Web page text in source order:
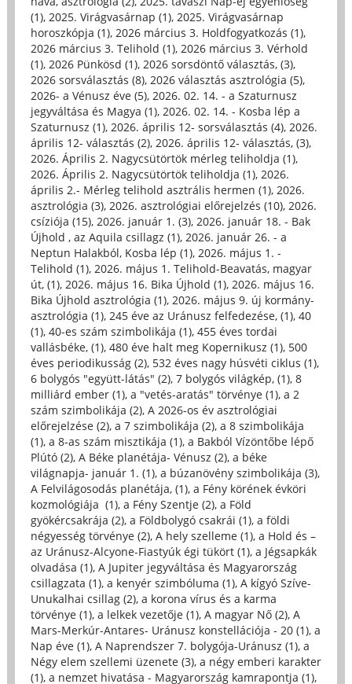
(1), 2025. Virágvasárnap (1), 2025. Virágvasárnap
horoszkópja (1), 2026 március 3. Holdfogyatkozás (1),
2026 március 3. Telihold (1), 2026 március 3. Vérhold
(1), 2026 Pünkösd (1), 2026 sorsdöntő választás, (3),
2026 sorsválasztás (8), 2026 választás asztrológia (5),
2026- a Vénusz éve (5), 2026. 02. 14. - a Szaturnusz
jegyváltása és Magya (1), 2026. 02. 14. - Kosba lép a
Szaturnusz (1), 2026. április 12- sorsválasztás (4), 2026.
április 12- választás (2), 2026. április 12- választás, (3),
2026. Április 2. Nagycsütörtök mérleg teliholdja (1),
2026. Április 2. Nagycsütörtök teliholdja (1), 2026.
április 2.- Mérleg telihold asztrális hermen (1), 2026.
asztrológia (3), 2026. asztrológiai előrejelzés (10), 2026.
csíziója (15), 2026. január 1. (3), 2026. január 18. - Bak
Újhold , az Aquila csillagz (1), 2026. január 26. - a
Neptun Halakból, Kosba lép (1), 2026. május 1. -
Telihold (1), 2026. május 1. Telihold-Beavatás, magyar
út, (1), 2026. május 16. Bika Újhold (1), 2026. május 16.
Bika Újhold asztrológia (1), 2026. május 9. új kormány-
asztrológia (1), 245 éve az Uránusz felfedezése, (1), 40
(1), 40-es szám szimbolikája (1), 455 éves tordai
vallásbéke, (1), 480 éve halt meg Kopernikusz (1), 500
éves periodikusság (2), 532 éves nagy húsvéti ciklus (1),
6 bolygós "együtt-látás" (2), 7 bolygós világkép, (1), 8
milliárd ember (1), a "vetés-aratás" törvénye (1), a 2
szám szimbolikája (2), A 2026-os év asztrológiai
előrejelzése (2), a 7 szimbolikája (2), a 8 szimbolikája
(1), a 8-as szám misztikája (1), a Bakból Vízöntőbe lépő
Plútó (2), A Béke planétája- Vénusz (2), a béke
világnapja- január 1. (1), a búzanövény szimbolikája (3),
A Felvilágosodás planétája, (1), a Fény körének évköri
kozmológiája (1), a Fény Szentje (2), a Föld
gyökércsakrája (2), a Földbolygó csakrái (1), a földi
négyesség törvénye (2), A hely szelleme (1), a Hold és –
az Uránusz-Alcyone-Fiastyúk égi tükört (1), a Jégsapkák
olvadása (1), A Jupiter jegyváltása és Magyarország
csillagzata (1), a kenyér szimbóluma (1), A kígyó Szíve-
Unukalhai csillag (2), a korona vírus és a karma
törvénye (1), a lelkek vezetője (1), A magyar Nő (2), A
Mars-Merkúr-Antares- Uránusz konstellációja - 20 (1), a
Nap éve (1), A Naprendszer 7. bolygója-Uránusz (1), a
Négy elem szellemi üzenete (3), a négy emberi karakter
(1), a nemzet hivatása - Magyarország kamrapontja (1),